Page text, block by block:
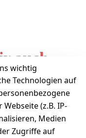
auch
wichtig
Technologien auf
(z.B. IP-
Medien
Zugriffe auf